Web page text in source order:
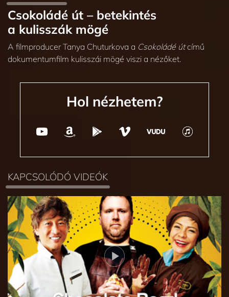
Csokoládé út – betekintés
a kulisszák mögé
A filmproducer Tanya Chuturkova a Csokoládé útcímű
dokumentumfilm kulisszái mögé viszi a nézőket.
Hol nézhetem?
KAPCSOLÓDÓ VIDEÓK